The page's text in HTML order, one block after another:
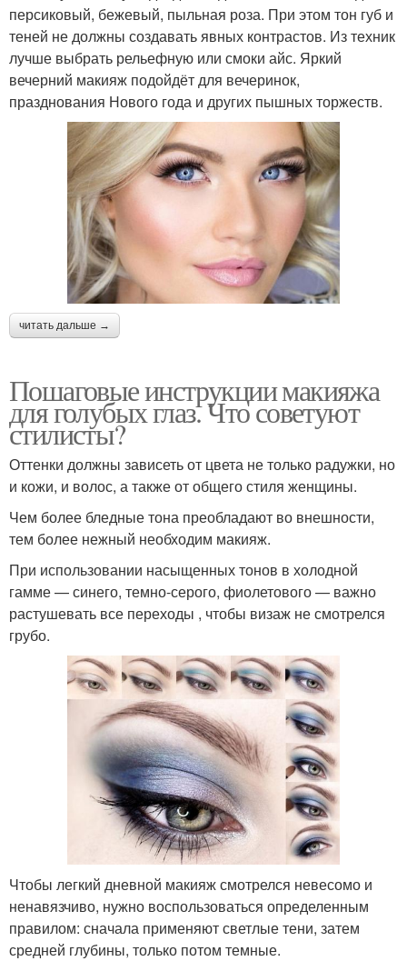
персиковый, бежевый, пыльная роза. При этом тон губ и
теней не должны создавать явных контрастов. Из техник
лучше выбрать рельефную или смоки айс. Яркий
вечерний макияж подойдёт для вечеринок,
празднования Нового года и других пышных торжеств.
читать дальше →
Пошаговые инструкции макияжа
для голубых глаз. Что советуют
стилисты?
Оттенки должны зависеть от цвета не только радужки, но
и кожи, и волос, а также от общего стиля женщины.
Чем более бледные тона преобладают во внешности,
тем более нежный необходим макияж.
При использовании насыщенных тонов в холодной
гамме — синего, темно-серого, фиолетового — важно
растушевать все переходы , чтобы визаж не смотрелся
грубо.
Чтобы легкий дневной макияж смотрелся невесомо и
ненавязчиво, нужно воспользоваться определенным
правилом: сначала применяют светлые тени, затем
средней глубины, только потом темные.